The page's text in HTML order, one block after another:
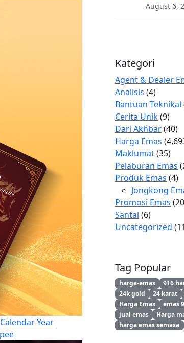
Year
August 6,
Kategori
Agent & Dealer
Analisis (4)
Bantuan Teknikal
Cerita Unik(9)
Dari Akhbar(40)
Harga Emas
Maklumat(35)
Pelaburan Emas
Produk Emas (4)
Jongkong
Promosi Emas
Santai (6)
Uncategorized
Tag Popular
harga-emas 916
24k gold
24 karat
Harga Emas
emas
jual emas
Harga
harga emas semasa